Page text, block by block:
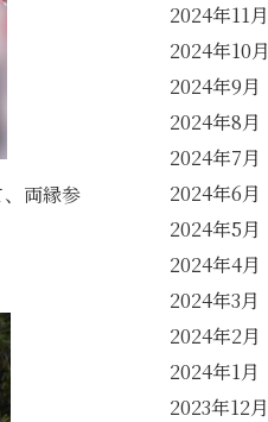
両縁参
2024年11月
2024年10月
2024年9月
2024年8月
2024年7月
2024年6月
2024年5月
2024年4月
2024年3月
2024年2月
2024年1月
2023年12月